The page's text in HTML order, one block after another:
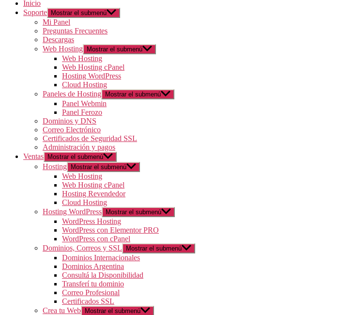
Inicio
Soporte
Mostrar el submenú
Mi Panel
Preguntas Frecuentes
Descargas
Web Hosting
Mostrar el submenú
Web Hosting
Web Hosting cPanel
Hosting WordPress
Cloud Hosting
Paneles de Hosting
Mostrar el submenú
Panel Webmin
Panel Ferozo
Dominios y DNS
Correo Electrónico
Certificados de Seguridad SSL
Administración y pagos
Ventas
Mostrar el submenú
Hosting Mostrar el submenú
Web Hosting
Web Hosting cPanel
Hosting Revendedor
Cloud Hosting
Hosting WordPress
Mostrar el submenú
WordPress Hosting
WordPress con Elementor PRO
WordPress con cPanel
Dominios, Correos y SSL
Mostrar el submenú
Dominios Internacionales
Dominios Argentina
Consultá la Disponibilidad
Transferí tu dominio
Correo Profesional
Certificados SSL
Crea tu Web
Mostrar el submenú